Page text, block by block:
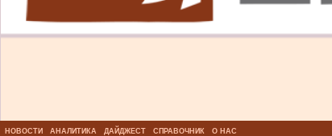
НОВОСТИ АНАЛИТИКА ДАЙДЖЕСТ СПРАВОЧНИК О НАС